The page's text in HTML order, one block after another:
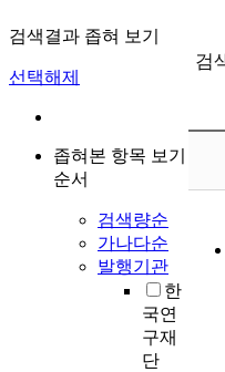
검색결과 좁혀 보기
선택해제
좁혀본 항목 보기
순서
검색량순
가나다순
발행기관
한
국연
구재
단
검